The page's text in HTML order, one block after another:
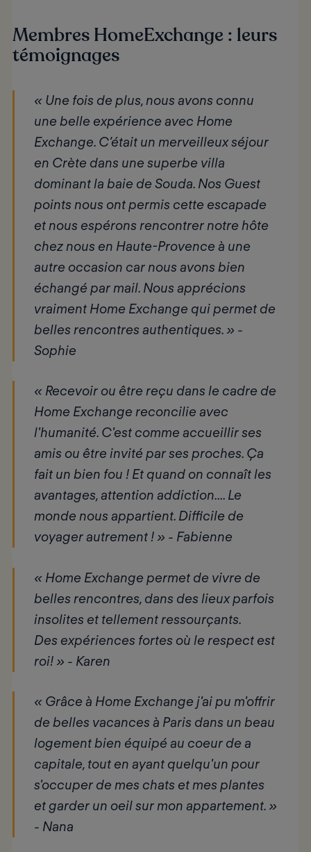
Membres HomeExchange : leurs
témoignages
« Une fois de plus, nous avons connu
une belle expérience avec Home
Exchange. C’était un merveilleux séjour
en Crète dans une superbe villa
dominant la baie de Souda. Nos Guest
points nous ont permis cette escapade
et nous espérons rencontrer notre hôte
chez nous en Haute-Provence à une
autre occasion car nous avons bien
échangé par mail. Nous apprécions
vraiment Home Exchange qui permet de
belles rencontres authentiques. » -
Sophie
« Recevoir ou être reçu dans le cadre de
Home Exchange reconcilie avec
l'humanité. C'est comme accueillir ses
amis ou être invité par ses proches. Ça
fait un bien fou ! Et quand on connaît les
avantages, attention addiction.... Le
monde nous appartient. Difficile de
voyager autrement ! » - Fabienne
« Home Exchange permet de vivre de
belles rencontres, dans des lieux parfois
insolites et tellement ressourçants.
Des expériences fortes où le respect est
roi! » - Karen
« Grâce à Home Exchange j'ai pu m'offrir
de belles vacances à Paris dans un beau
logement bien équipé au coeur de a
capitale, tout en ayant quelqu'un pour
s'occuper de mes chats et mes plantes
et garder un oeil sur mon appartement. »
- Nana